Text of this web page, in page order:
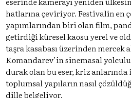
hatlarına çeviriyor. Festivalin en
yapımlarından biri olan film,
getirdiği küresel kaosu yerel ve
taşra kasabası üzerinden mercek
Komandarev’in sinemasal
durak olan bu eser, kriz anlarında
toplumsal yapıların nasıl
dille belgeliyor.